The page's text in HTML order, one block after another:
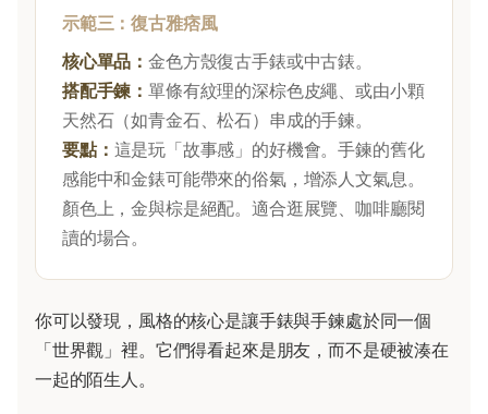
示範三：復古雅痞風
核心單品：金色方殼復古手錶或中古錶。
搭配手鍊：單條有紋理的深棕色皮繩、或由小顆
天然石（如青金石、松石）串成的手鍊。
要點： 這是玩「故事感」的好機會。手鍊的舊化
感能中和金錶可能帶來的俗氣，增添人文氣息。
顏色上，金與棕是絕配。適合逛展覽、咖啡廳閱
讀的場合。
你可以發現，風格的核心是讓手錶與手鍊處於同一個
「世界觀」裡。它們得看起來是朋友，而不是硬被湊在
一起的陌生人。